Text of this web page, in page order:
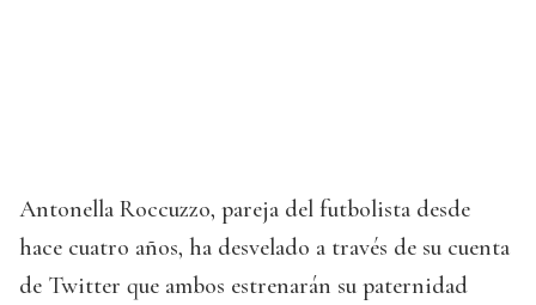
Antonella Roccuzzo, pareja del futbolista desde
hace cuatro años, ha desvelado a través de su cuenta
de Twitter que ambos estrenarán su paternidad